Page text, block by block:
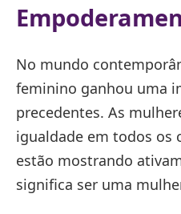
No mundo
feminino ganhou uma
precedentes. As
igualdade em todos os
estão mostrando
significa ser uma